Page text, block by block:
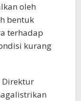
oleh
bentuk
terhadap
kurang
Direktur